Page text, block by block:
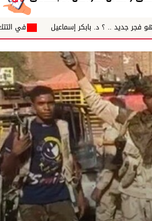
إسماعيل في التتك عمود صحفي بقلم /حسين الاغبش الاحد2026/8/9 الجباية ودورها